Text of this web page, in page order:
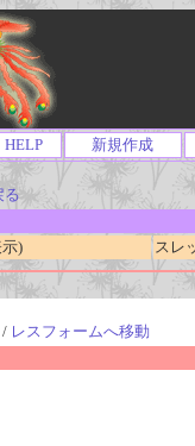
HELP 新規作成
る
)
スレ
/ レスフォームへ移動